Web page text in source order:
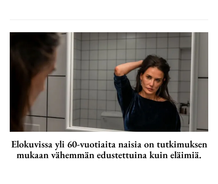
Elokuvissa yli 60-vuotiaita naisia on tutkimuksen
mukaan vähemmän edustettuina kuin eläimiä.